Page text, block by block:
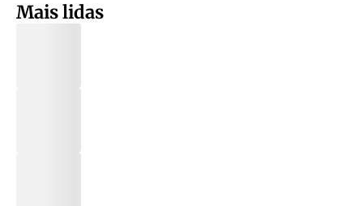
Mais lidas